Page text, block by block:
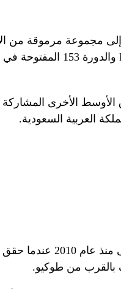
مجموعة مرموقة من
الأوسط الأخرى المشاركة
العربية السعودية.
يمثل حدث هذا العام عودة البطولة إلى اليابان للمرة الأولى منذ عام 2010 عندما حقق
بالقرب من طوكيو.